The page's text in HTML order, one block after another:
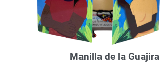
Manilla de la Guajira